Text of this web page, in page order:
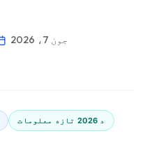
جون 7، 2026
د 2026 تازه معلومات